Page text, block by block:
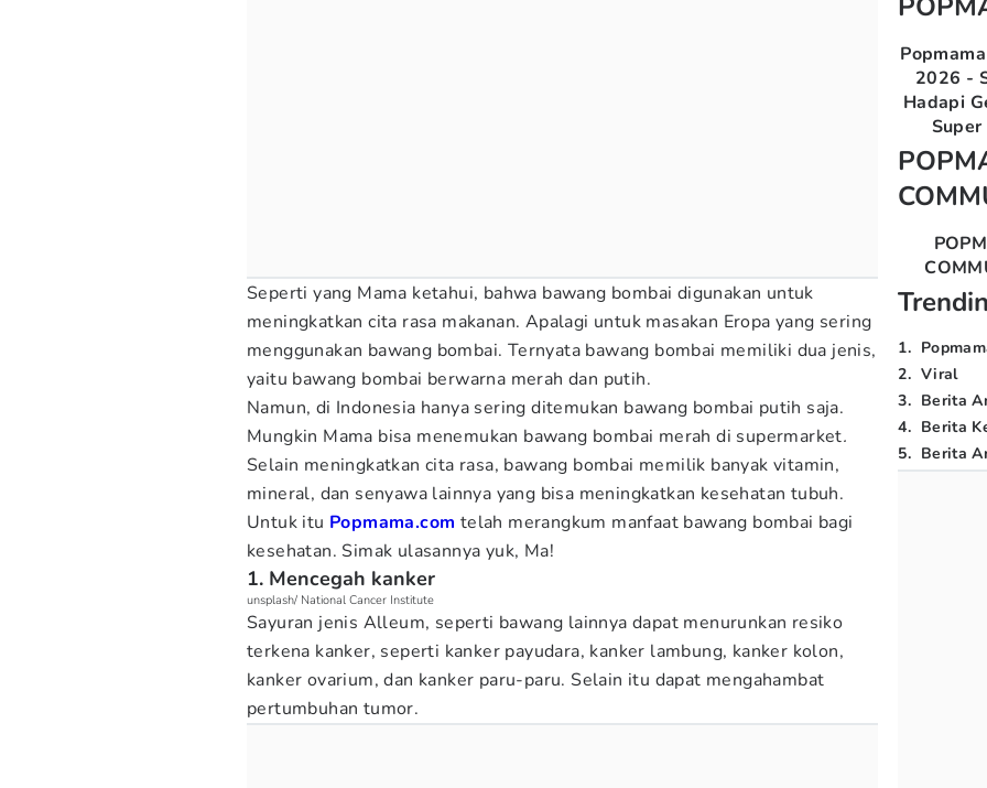
Seperti yang Mama ketahui, bahwa bawang bombai digunakan untuk
meningkatkan cita rasa makanan. Apalagi untuk masakan Eropa yang sering
menggunakan bawang bombai. Ternyata bawang bombai memiliki dua jenis,
yaitu bawang bombai berwarna merah dan putih.
Namun, di Indonesia hanya sering ditemukan bawang bombai putih saja.
Mungkin Mama bisa menemukan bawang bombai merah di supermarket.
Selain meningkatkan cita rasa, bawang bombai memilik banyak vitamin,
mineral, dan senyawa lainnya yang bisa meningkatkan kesehatan tubuh.
Untuk itu Popmama.com telah merangkum manfaat bawang bombai bagi
kesehatan. Simak ulasannya yuk, Ma!
1. Mencegah kanker
unsplash/ National Cancer Institute
Sayuran jenis Alleum, seperti bawang lainnya dapat menurunkan resiko
terkena kanker, seperti kanker payudara, kanker lambung, kanker kolon,
kanker ovarium, dan kanker paru-paru. Selain itu dapat mengahambat
pertumbuhan tumor.
2026 -
Hadapi
1.
2. Viral
3. Berita
4. Berita
5. Berita